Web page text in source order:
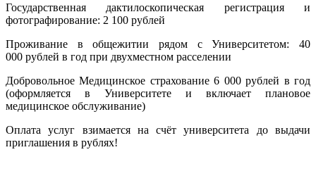
Государственная дактилоскопическая регистрация и
фотографирование: 2 100 рублей
Проживание в общежитии рядом с Университетом: 40
000 рублей в год при двухместном расселении
Добровольное Медицинское страхование 6 000 рублей в год
(оформляется в Университете и включает плановое
медицинское обслуживание)
Оплата услуг взимается на счёт университета до выдачи
приглашения в рублях!